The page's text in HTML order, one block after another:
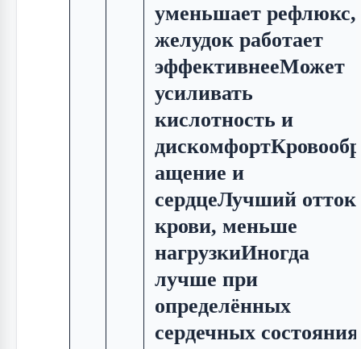
уменьшает рефлюкс,
желудок работает
эффективнееМожет
усиливать
кислотность и
дискомфортКровообр
ащение и
сердцеЛучший отток
крови, меньше
нагрузкиИногда
лучше при
определённых
сердечных